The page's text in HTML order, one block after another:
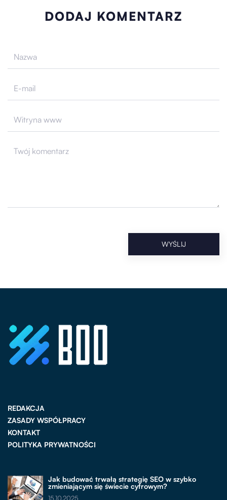
DODAJ KOMENTARZ
REDAKCJA
ZASADY WSPÓŁPRACY
KONTAKT
POLITYKA PRYWATNOŚCI
Jak budować trwałą strategię SEO w szybko
zmieniającym się świecie cyfrowym?
15.10.2025